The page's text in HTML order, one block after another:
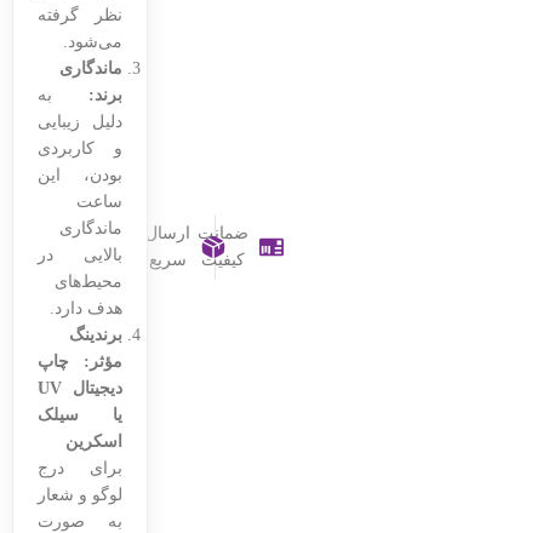
ضمانت
کیفیت
ارسال
سریع
نظر گرفته
می‌شود.
ماندگاری
برند: به
دلیل زیبایی
و کاربردی
بودن، این
ساعت
ماندگاری
بالایی در
محیط‌های
هدف دارد.
برندینگ
مؤثر:
چاپ
دیجیتال UV
یا سیلک
اسکرین
برای درج
لوگو و شعار
به صورت